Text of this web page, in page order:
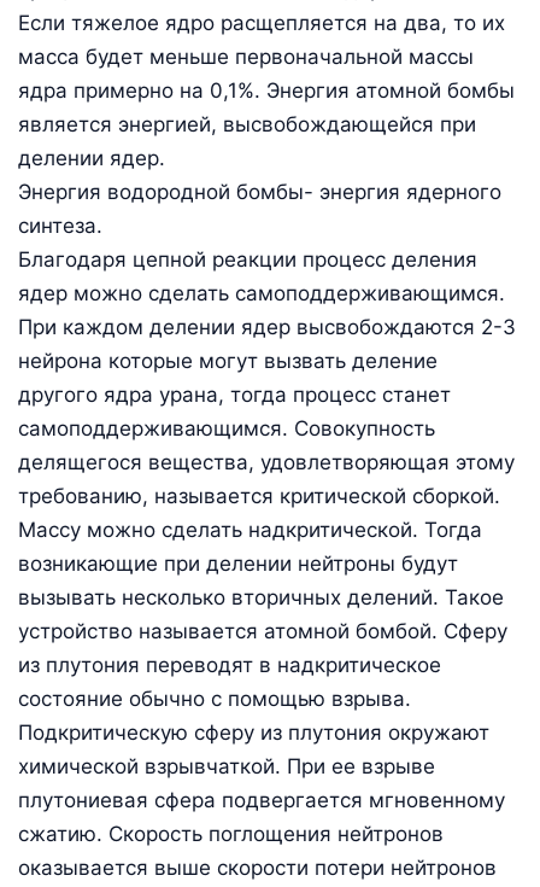
Если тяжелое ядро расщепляется на два, то их
масса будет меньше первоначальной массы
ядра примерно на 0,1%. Энергия атомной бомбы
является энергией, высвобождающейся при
делении ядер.
Энергия водородной бомбы- энергия ядерного
синтеза.
Благодаря цепной реакции процесс деления
ядер можно сделать самоподдерживающимся.
При каждом делении ядер высвобождаются 2-3
нейрона которые могут вызвать деление
другого ядра урана, тогда процесс станет
самоподдерживающимся. Совокупность
делящегося вещества, удовлетворяющая этому
требованию, называется критической сборкой.
Массу можно сделать надкритической. Тогда
возникающие при делении нейтроны будут
вызывать несколько вторичных делений. Такое
устройство называется атомной бомбой. Сферу
из плутония переводят в надкритическое
состояние обычно с помощью взрыва.
Подкритическую сферу из плутония окружают
химической взрывчаткой. При ее взрыве
плутониевая сфера подвергается мгновенному
сжатию. Скорость поглощения нейтронов
оказывается выше скорости потери нейтронов